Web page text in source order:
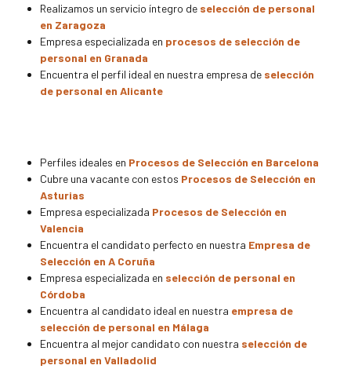
Realizamos un servicio íntegro de selección de personal
en Zaragoza
Empresa especializada en procesos de selección de
personal en Granada
Encuentra el perfil ideal en nuestra empresa de selección
de personal en Alicante
Perfiles ideales en Procesos de Selección en Barcelona
Cubre una vacante con estos Procesos de Selección en
Asturias
Empresa especializada Procesos de Selección en
Valencia
Encuentra el candidato perfecto en nuestra Empresa de
Selección en A Coruña
Empresa especializada en selección de personal en
Córdoba
Encuentra al candidato ideal en nuestra empresa de
selección de personal en Málaga
Encuentra al mejor candidato con nuestra selección de
personal en Valladolid